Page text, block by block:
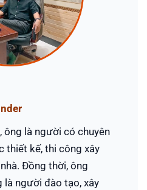
ông là người có chuyên
thiết kế, thi công xây
Đồng thời, ông
là người đào tạo, xây